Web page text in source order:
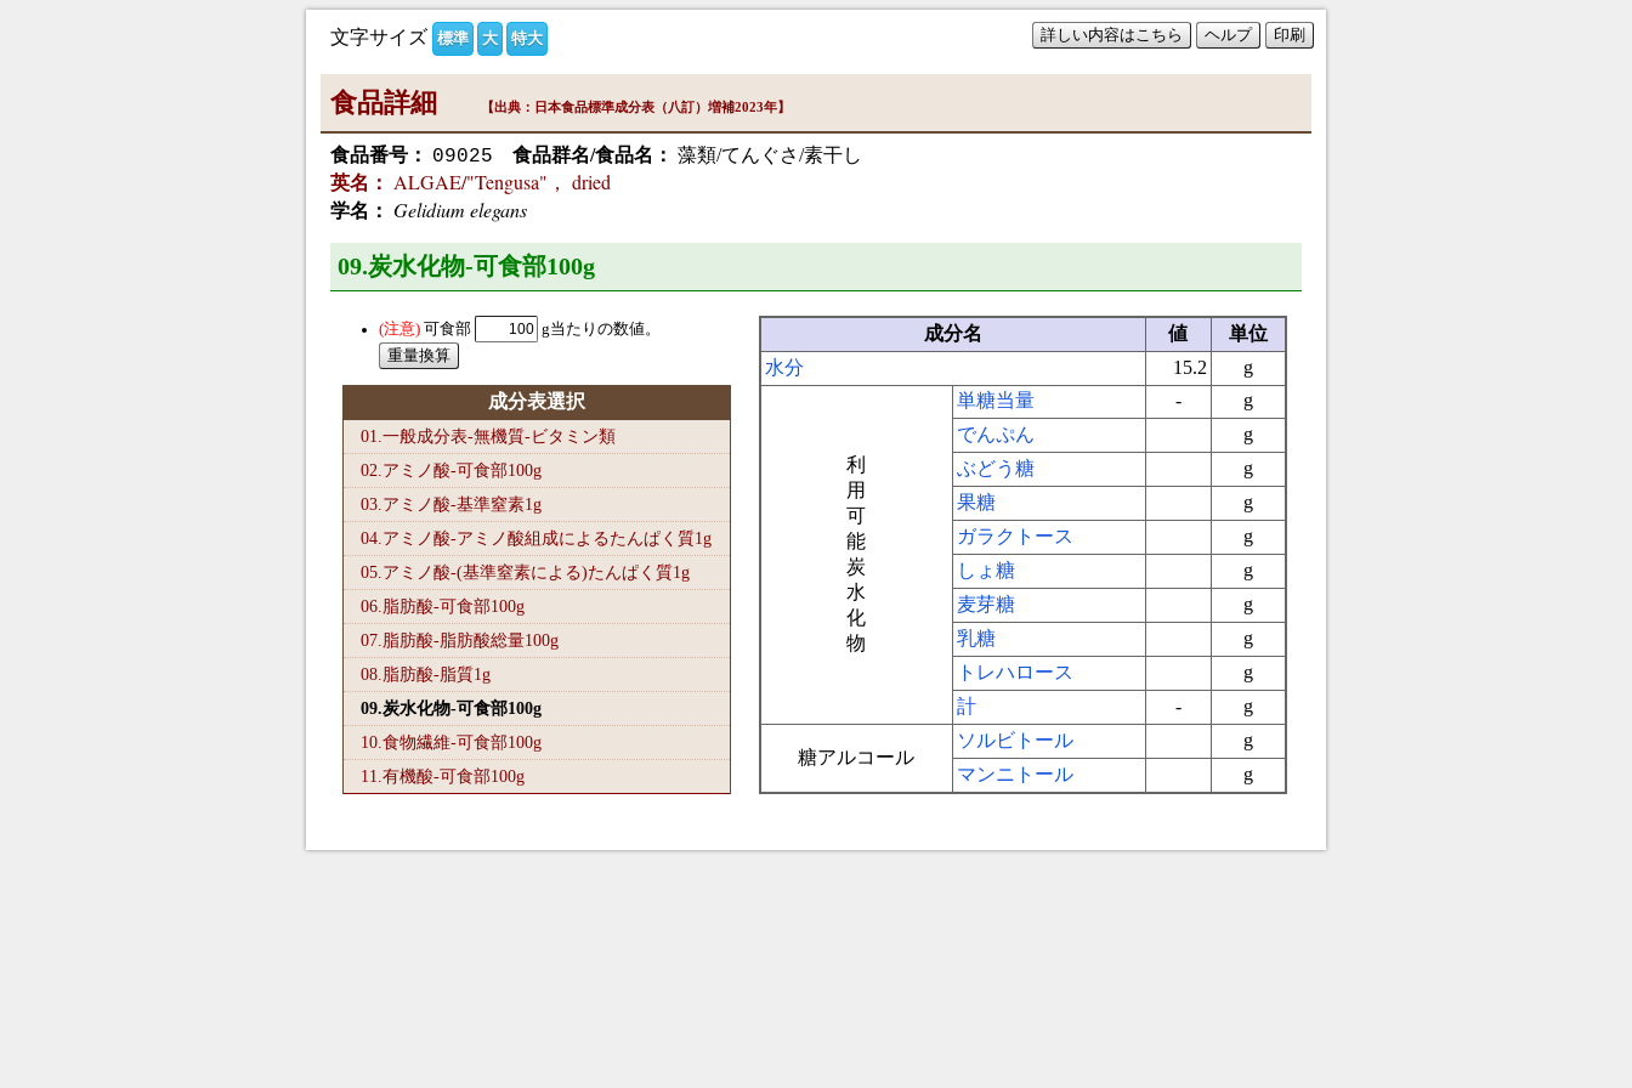
詳しい内容はこちら ヘルプ 印刷
文字サイズ 標準 大 特大
食品詳細 【出典：日本食品標準成分表（八訂）増補2023年】
食品番号： 09025 食品群名/食品名： 藻類/てんぐさ/素干し
英名：
ALGAE/"Tengusa"， dried
学名： Gelidium elegans
09.炭水化物-可食部100g
可食部 g当たりの数値。
成分表選択
01.一般成分表-無機質-ビタミン類
02.アミノ酸-可食部100g
03.アミノ酸-基準窒素1g
04.アミノ酸-アミノ酸組成によるたんぱく質1g
05.アミノ酸-(基準窒素による)たんぱく質1g
06.脂肪酸-可食部100g
07.脂肪酸-脂肪酸総量100g
08.脂肪酸-脂質1g
09.炭水化物-可食部100g
10.食物繊維-可食部100g
11.有機酸-可食部100g
成分名 値
単位
水分
15.2 g
利
用
可
能
炭
水
化
物
単糖当量 -
g
でんぷん
g
ぶどう糖
g
果糖
g
ガラクトース
g
しょ糖
g
麦芽糖
g
乳糖
g
トレハロース
g
計
- g
糖アルコール
ソルビトール
g
マンニトール
g